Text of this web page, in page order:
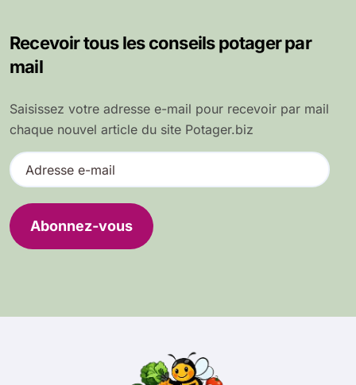
Recevoir tous les conseils potager par
mail
Saisissez votre adresse e-mail pour recevoir par mail
chaque nouvel article du site Potager.biz
A
d
e
s
Abonnez-vous